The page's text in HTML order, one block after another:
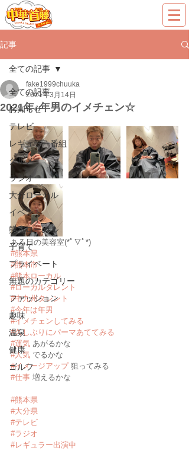
記事
全ての記事
お知らせ
テレビ
レギュラー番組
グルメ
ラジオ
大分ローカル
イベント
熊本ローカル
子育て
プライベート
無題のカテゴリー
ファッション
趣味
温泉
健康
ゴルフ
全ての記事
2021年♪年男のイメチェン☆
fake1999chuuka
2021年3月14日
ある日の美容室(*ﾟ▽ﾟ*)
#熊本県
#熊本市
#熊本ローカル
#ローカルタレント
#中九州タレント
#今年は年男
#イメチェンしてみる
#久しぶりにパーマあててみる
#運気 あがるかな
#人気 でるかな
#イメージアップ 狙ってみる
#仕事 増えるかな
#熊本県
#大分県
#テレビ
#ラジオ
#レギュラー出演中